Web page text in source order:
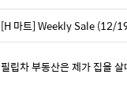
[H 마트] Weekly Sale
필립차 부동산은 제가 집을